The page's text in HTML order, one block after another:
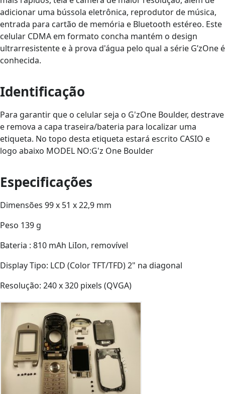
adicionar uma bússola eletrônica, reprodutor de música,
entrada para cartão de memória e Bluetooth estéreo. Este
celular CDMA em formato concha mantém o design
ultrarresistente e à prova d'água pelo qual a série G’zOne é
conhecida.
Identificação
Para garantir que o celular seja o G'zOne Boulder, destrave
e remova a capa traseira/bateria para localizar uma
etiqueta. No topo desta etiqueta estará escrito CASIO e
logo abaixo MODEL NO:G'z One Boulder
Especificações
Dimensões 99 x 51 x 22,9 mm
Peso 139 g
Bateria : 810 mAh LiIon, removível
Display Tipo: LCD (Color TFT/TFD) 2" na diagonal
Resolução: 240 x 320 pixels (QVGA)